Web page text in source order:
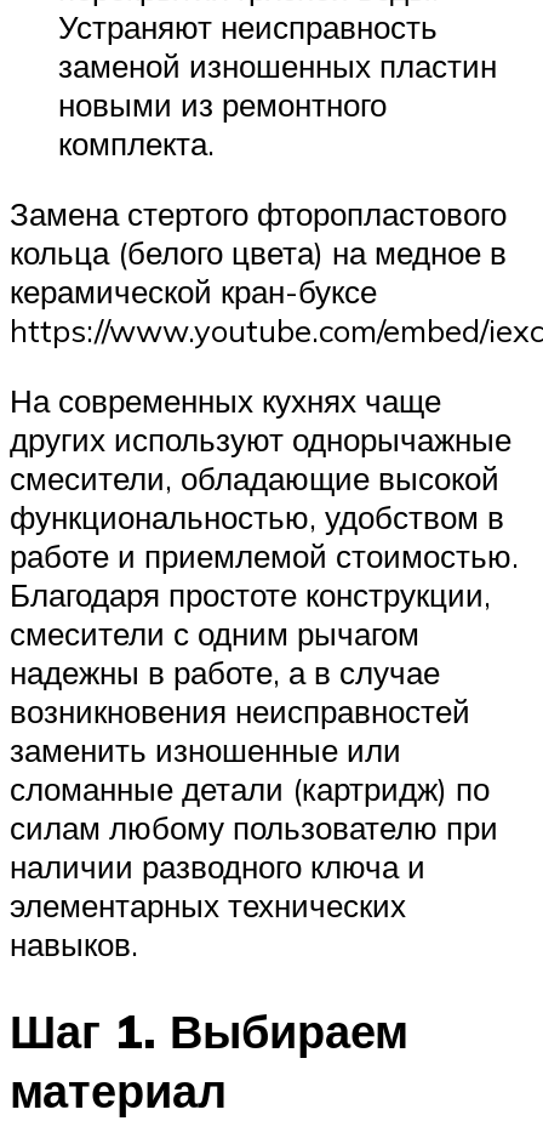
Устраняют неисправность
заменой изношенных пластин
новыми из ремонтного
комплекта.
Замена стертого фторопластового
кольца (белого цвета) на медное в
керамической кран-буксе
https://www.youtube.com/embed/
На современных кухнях чаще
других используют однорычажные
смесители, обладающие высокой
функциональностью, удобством в
работе и приемлемой стоимостью.
Благодаря простоте конструкции,
смесители с одним рычагом
надежны в работе, а в случае
возникновения неисправностей
заменить изношенные или
сломанные детали (картридж) по
силам любому пользователю при
наличии разводного ключа и
элементарных технических
навыков.
Шаг 1. Выбираем
материал